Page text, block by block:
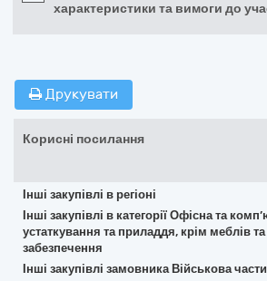
характеристики та вимоги до
Друкувати
Корисні посилання
Інші закупівлі в регіоні
Інші закупівлі в категорії Офісна та
устаткування та приладдя, крім меблів
забезпечення
Інші закупівлі замовника Військова